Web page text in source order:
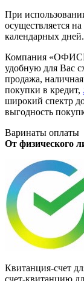
При
осуществляется
календарных дней.
Компания
удобную для Вас
продажа,
покупки в кредит,
широкий спектр
выгодность
Варинаты оплаты
От физического
Квитанция-счет